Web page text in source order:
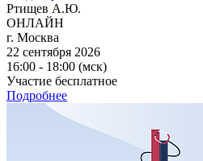
Ртищев А.Ю.
ОНЛАЙН
г. Москва
22 сентября 2026
16:00 - 18:00 (мск)
Участие бесплатное
Подробнее